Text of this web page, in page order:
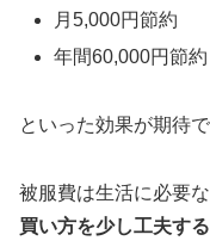
月5,000円節約
年間60,000円節約
といった効果が期待で
被服費は生活に必要な
買い方を少し工夫す